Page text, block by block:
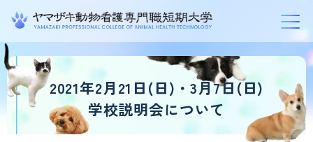
グ
ロ
本
文
ロ
ー
フ
ッ
2021年2月21日(日)・3月7日(日)
学校説明会について